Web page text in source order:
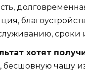
сроки
хотят
бесшовную чашу